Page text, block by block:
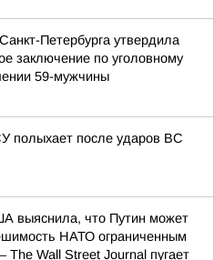
Петербурга утвердила
заключение по уголовному
59-мужчины
полыхает после ударов ВС
выяснила, что Путин может
НАТО ограниченным
The Wall Street Journal пугает